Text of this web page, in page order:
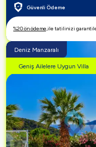
Güvenli Ödeme
%20 ön ödeme,ile tatilinizi
Deniz Manzaralı
Geniş Ailelere Uygun Villa